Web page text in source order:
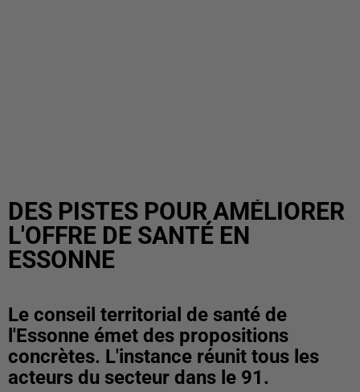
DES PISTES POUR AMÉLIORER
L'OFFRE DE SANTÉ EN
ESSONNE
Le conseil territorial de santé de
l'Essonne émet des propositions
concrètes. L'instance réunit tous les
acteurs du secteur dans le 91.